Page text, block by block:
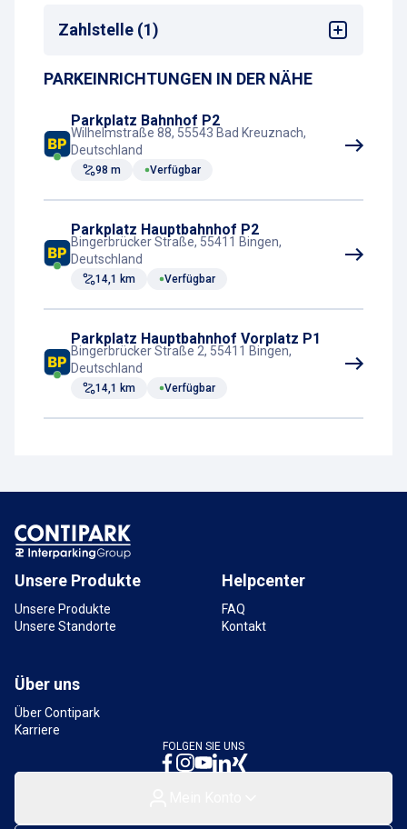
Taxistand
Bahnhof
Zahlstelle (1)
Parkscheinautomat
PARKEINRICHTUNGEN IN DER NÄHE
Parkplatz Bahnhof P2
Wilhelmstraße 88, 55543 Bad Kreuznach,
Deutschland
98 m Verfügbar
Parkplatz Hauptbahnhof P2
Bingerbrücker Straße, 55411 Bingen,
Deutschland
14,1 km Verfügbar
Parkplatz Hauptbahnhof Vorplatz P1
Bingerbrücker Straße 2, 55411 Bingen,
Deutschland
14,1 km Verfügbar
Unsere Produkte
Unsere Produkte
Unsere Standorte
Helpcenter
FAQ
Kontakt
Über uns
Über Contipark
Karriere
FOLGEN SIE UNS